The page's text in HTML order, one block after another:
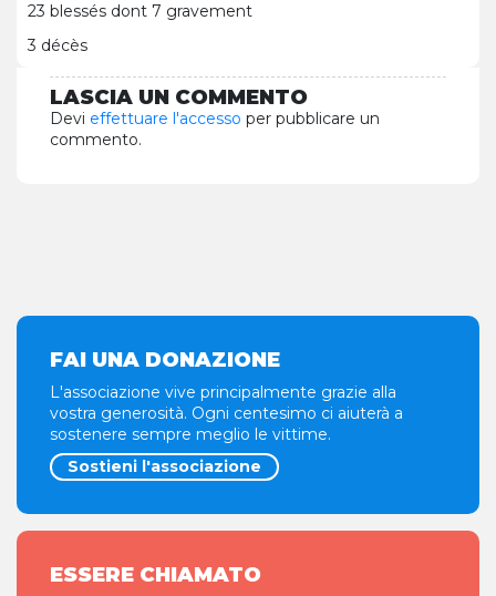
23 blessés dont 7 gravement
3 décès
LASCIA UN COMMENTO
Devi effettuare l'accesso per pubblicare un
commento.
FAI UNA DONAZIONE
L'associazione vive principalmente grazie alla
vostra generosità. Ogni centesimo ci aiuterà a
sostenere sempre meglio le vittime.
Sostieni l'associazione
ESSERE CHIAMATO